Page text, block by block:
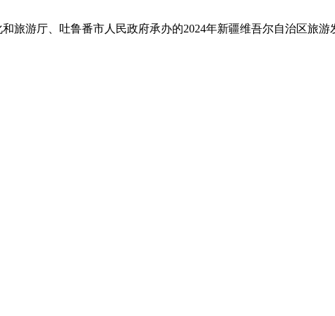
旅游厅、吐鲁番市人民政府承办的2024年新疆维吾尔自治区旅